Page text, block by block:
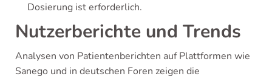
Dosierung ist erforderlich.
Nutzerberichte und Trends
Analysen von Patientenberichten auf Plattformen wie
Sanego und in deutschen Foren zeigen die